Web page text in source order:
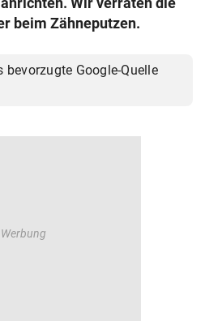
beim Zähneputzen.
bevorzugte Google-Quelle